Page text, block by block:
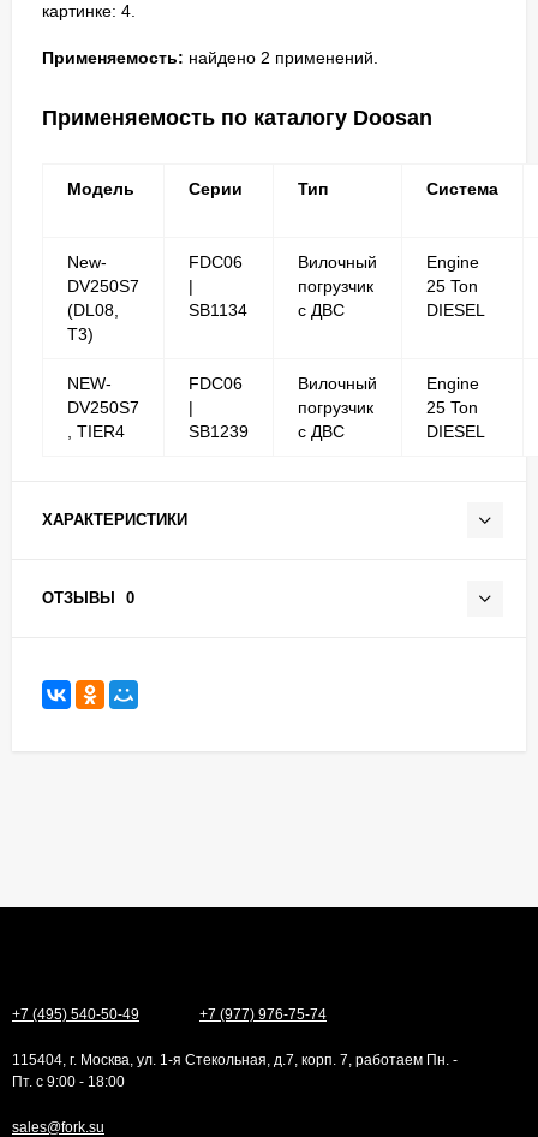
картинке: 4.
Применяемость: найдено 2 применений.
Применяемость по каталогу Doosan
Модель Серии Тип Система
New-
DV250S7
(DL08,
T3)
FDC06
|
SB1134
Вилочный
погрузчик
с ДВС
Engine
25 Ton
DIESEL
NEW-
DV250S7
, TIER4
FDC06
|
SB1239
Вилочный
погрузчик
с ДВС
Engine
25 Ton
DIESEL
ХАРАКТЕРИСТИКИ
ОТЗЫВЫ 0
+7 (495) 540-50-49 +7 (977) 976-75-74
115404, г. Москва, ул. 1-я Стекольная, д.7, корп. 7, работаем Пн. -
Пт. с 9:00 - 18:00
sales@fork.su